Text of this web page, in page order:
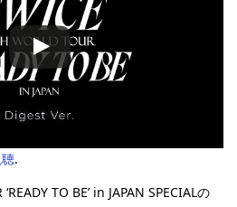
.
TO BE’ in JAPAN SPECIALの